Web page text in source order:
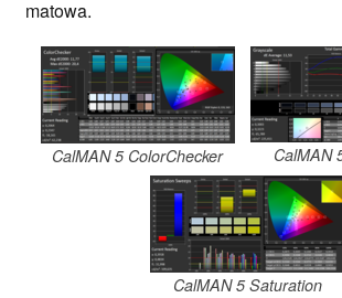
matowa.
CalMAN 5 ColorChecker CalMAN
CalMAN 5 Saturation